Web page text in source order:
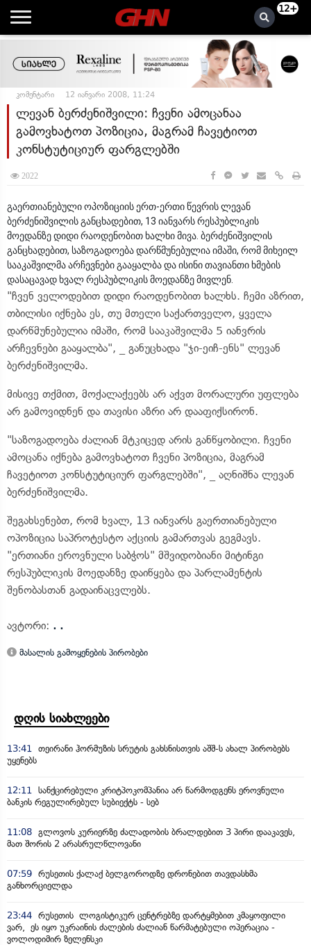
12+
კომენტარი 12 იანვარი 2008, 11:24
ლევან ბერძენიშვილი: ჩვენი ამოცანაა
გამოვხატოთ პოზიცია, მაგრამ ჩავეტიოთ
კონსტუტიციურ ფარგლებში
2022
გაერთიანებული ოპოზიციის ერთ-ერთი წევრის ლევან
ბერძენიშვილის განცხადებით, 13 იანვარს რესპუბლიკის
მოედანზე დიდი რაოდენობით ხალხი მივა. ბერძენიშვილის
განცხადებით, საზოგადოება დარწმუნებულია იმაში, რომ მიხეილ
სააკაშვილმა არჩევნები გააყალბა და ისინი თავიანთი ხმების
დასაცავად ხვალ რესპუბლიკის მოედანზე მივლენ.
"ჩვენ ველოდებით დიდი რაოდენობით ხალხს. ჩემი აზრით,
თბილისი იქნება ეს, თუ მთელი საქართველო, ყველა
დარწმუნებულია იმაში, რომ სააკაშვილმა 5 იანვრის
არჩევნები გააყალბა", _ განუცხადა "ჯი-ეიჩ-ენს" ლევან
ბერძენიშვილმა.
მისივე თქმით, მოქალაქეებს არ აქვთ მორალური უფლება
არ გამოვიდნენ და თავისი აზრი არ დააფიქსირონ.
"საზოგადოება ძალიან მტკიცედ არის განწყობილი. ჩვენი
ამოცანა იქნება გამოვხატოთ ჩვენი პოზიცია, მაგრამ
ჩავეტიოთ კონსტუტიციურ ფარგლებში", _ აღნიშნა ლევან
ბერძენიშვილმა.
შეგახსენებთ, რომ ხვალ, 13 იანვარს გაერთიანებული
ოპოზიცია საპროტესტო აქციის გამართვას გეგმავს.
"ერთიანი ეროვნული საბჭოს" მშვიდობიანი მიტინგი
რესპუბლიკის მოედანზე დაიწყება და პარლამენტის
შენობასთან გადაინაცვლებს.
ავტორი: . .
მასალის გამოყენების პირობები
დღის სიახლეები
13:41 თეირანი ჰორმუზის სრუტის გახსნისთვის აშშ-ს ახალ პირობებს
უყენებს
12:11 სანქცირებული კრიტპოკომპანია არ წარმოდგენს ეროვნული
ბანკის რეგულირებულ სუბიექტს - სებ
11:08 გლოვოს კურიერზე ძალადობის ბრალდებით 3 პირი დააკავეს,
მათ შორის 2 არასრულწლოვანი
07:59 რუსეთის ქალაქ ბელგოროდზე დრონებით თავდასხმა
განხორციელდა
23:44 რუსეთის ლოგისტიკურ ცენტრებზე დარტყმებით კმაყოფილი
ვარ, ეს იყო უკრაინის ძალების ძალიან წარმატებული ოპერაცია -
ვოლოდიმირ ზელენსკი